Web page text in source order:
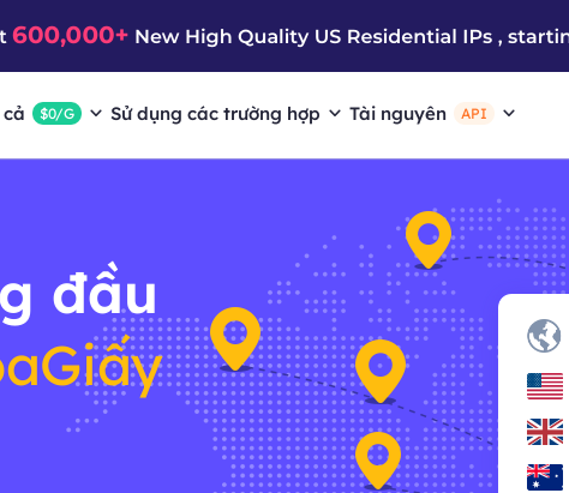
$0/G Sử dụng các trường hợp Tài nguyên API
đầu